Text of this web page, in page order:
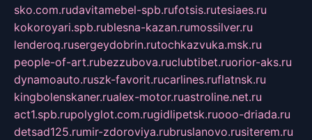
sko.com.rudavitamebel-spb.rufotsis.rutesiaes.ru
kokoroyari.spb.rublesna-kazan.rumossilver.ru
lenderoq.rusergeydobrin.rutochkazvuka.msk.ru
people-of-art.rubezzubova.ruclubtibet.ruorior-aks.ru
dynamoauto.ruszk-favorit.rucarlines.ruflatnsk.ru
kingbolenskaner.rualex-motor.ruastroline.net.ru
act1.spb.rupolyglot.com.rugidlipetsk.ruooo-driada.ru
detsad125.rumir-zdoroviya.rubruslanovo.rusiterem.ru